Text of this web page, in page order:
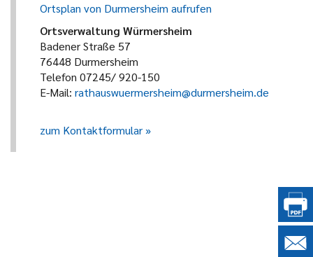
Ortsplan von Durmersheim aufrufen
Ortsverwaltung Würmersheim
Badener Straße 57
76448 Durmersheim
Telefon 07245/ 920-150
E-Mail: rathauswuermersheim@durmersheim.de
zum Kontaktformular